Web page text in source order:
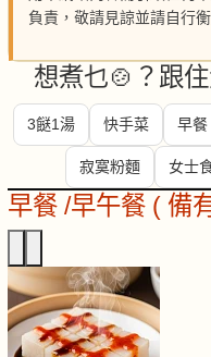
負責，敬請見諒並請自行
想煮乜🍲？跟
3餸1湯 快手菜 早餐
寂寞粉麵 女士
早餐 /早午餐 ( 備